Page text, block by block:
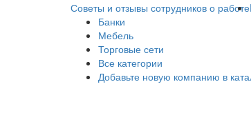
Советы и отзывы сотрудников о работе
Банки
Мебель
Торговые сети
Все категории
Добавьте новую компанию в